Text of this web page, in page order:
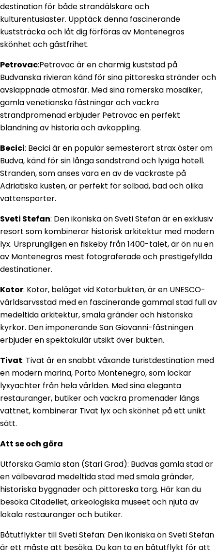
destination för både strandälskare och
kulturentusiaster. Upptäck denna fascinerande
kuststräcka och låt dig förföras av Montenegros
skönhet och gästfrihet.
Petrovac:Petrovac är en charmig kuststad på
Budvanska rivieran känd för sina pittoreska stränder och
avslappnade atmosfär. Med sina romerska mosaiker,
gamla venetianska fästningar och vackra
strandpromenad erbjuder Petrovac en perfekt
blandning av historia och avkoppling.
Becici: Becici är en populär semesterort strax öster om
Budva, känd för sin långa sandstrand och lyxiga hotell.
Stranden, som anses vara en av de vackraste på
Adriatiska kusten, är perfekt för solbad, bad och olika
vattensporter.
Sveti Stefan: Den ikoniska ön Sveti Stefan är en exklusiv
resort som kombinerar historisk arkitektur med modern
lyx. Ursprungligen en fiskeby från 1400-talet, är ön nu en
av Montenegros mest fotograferade och prestigefyllda
destinationer.
Kotor: Kotor, beläget vid Kotorbukten, är en UNESCO-
världsarvsstad med en fascinerande gammal stad full av
medeltida arkitektur, smala gränder och historiska
kyrkor. Den imponerande San Giovanni-fästningen
erbjuder en spektakulär utsikt över bukten.
Tivat: Tivat är en snabbt växande turistdestination med
en modern marina, Porto Montenegro, som lockar
lyxyachter från hela världen. Med sina eleganta
restauranger, butiker och vackra promenader längs
vattnet, kombinerar Tivat lyx och skönhet på ett unikt
sätt.
Att se och göra
Utforska Gamla stan (Stari Grad): Budvas gamla stad är
en välbevarad medeltida stad med smala gränder,
historiska byggnader och pittoreska torg. Här kan du
besöka Citadellet, arkeologiska museet och njuta av
lokala restauranger och butiker.
Båtutflykter till Sveti Stefan: Den ikoniska ön Sveti Stefan
är ett måste att besöka. Du kan ta en båtutflykt för att